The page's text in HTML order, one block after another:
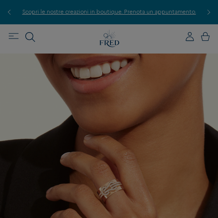
Scopri le nostre creazioni in boutique. Prenota un appuntamento.